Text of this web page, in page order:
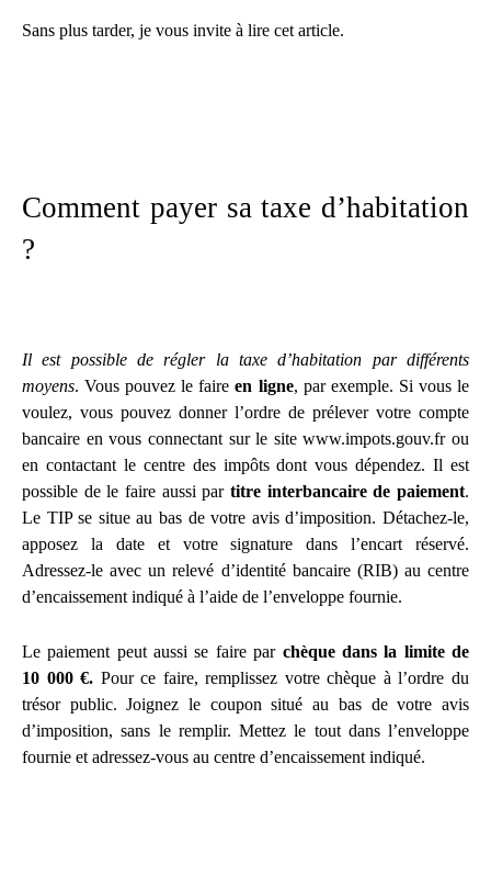
Sans plus tarder, je vous invite à lire cet article.
Comment payer sa taxe d’habitation
?
Il est possible de régler la taxe d’habitation par différents
moyens. Vous pouvez le faireen ligne, par exemple. Si vous le
voulez, vous pouvez donner l’ordre de prélever votre compte
bancaire en vous connectant sur le site www.impots.gouv.fr ou
en contactant le centre des impôts dont vous dépendez. Il est
possible de le faire aussi par titre interbancaire de paiement.
Le TIP se situe au bas de votre avis d’imposition. Détachez-le,
apposez la date et votre signature dans l’encart réservé.
Adressez-le avec un relevé d’identité bancaire (RIB) au centre
d’encaissement indiqué à l’aide de l’enveloppe fournie.
Le paiement peut aussi se faire par chèque dans la limite de
10 000 €. Pour ce faire,remplissez votre chèque à l’ordre du
trésor public. Joignez le coupon situé au bas de votre avis
d’imposition, sans le remplir. Mettez le tout dans l’enveloppe
fournie et adressez-vous au centre d’encaissement indiqué.